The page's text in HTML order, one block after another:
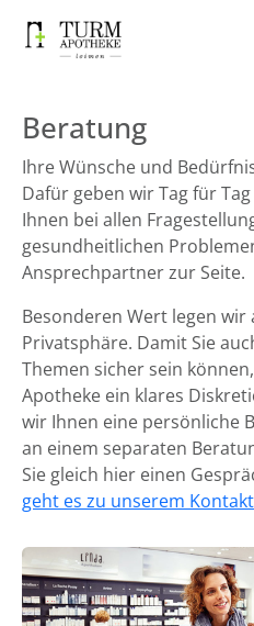
Beratung
Ihre Wünsche und
Dafür geben wir Tag für
Ihnen bei allen
gesundheitlichen
Ansprechpartner zur Seite.
Besonderen Wert legen
Privatsphäre. Damit Sie
Themen sicher sein
Apotheke ein klares
wir Ihnen eine persönliche
an einem separaten
Sie gleich hier einen
geht es zu unserem Kontakt